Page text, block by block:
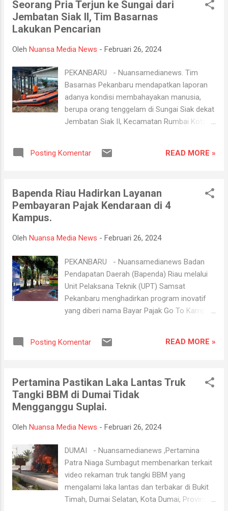
pada Februari, mengingat beberapa daerah
sudah dilanda kebakaran, dan dua kabupaten
menetapkan status siaga. Demikian
Badan Penanggulangan Bencana Daerah
"Sampai saat ini luas lahan terbakar seluas
19,10 Ha. Itu data mulai Januari hingga akhir
Februari ini. Jika kita lihat luas lahan
kebakaran tersebut jauh menurun
sama," kata Jim Gafur. Karena itu, pihaknya
Seorang Pria Terjun ke Sungai dari
Jembatan Siak II, Tim Basarnas
Lakukan Pencarian
Oleh Nuansa Media News - Februari 26, 2024
PEKANBARU - Nuansamedianews. Tim
Basarnas Pekanbaru mendapatkan laporan
adanya kondisi membahayakan manusia,
berupa orang tenggelam di Sungai Siak dekat
Jembatan Siak II, Kecamatan Rumbai Kota
diketahui identitasnya. Kepala Basarnas
WIB, korban berjumlah satu orang terlihat
dikejar oleh orang dan langsung terjun dari
yang merupakan pemancing melihat korban
lanjut dikatakannya, saat terjatuh ke sungai,
korban sempat berusaha berenang ke tepi
dan meminta tolong. Namun, tidak berapa
lama, korban hilang tenggelam dan tidak
tolong dan mencoba berenang, tapi baru
Posting Komentar READ MORE »
Bapenda Riau Hadirkan Layanan
Pembayaran Pajak Kendaraan di 4
Kampus.
Oleh Nuansa Media News - Februari 26, 2024
PEKANBARU - Nuansamedianews Badan
Pendapatan Daerah (Bapenda) Riau melalui
Unit Pelaksana Teknik (UPT) Samsat
Pekanbaru menghadirkan program inovatif
yang diberi nama Bayar Pajak Go To Kampus.
membayar pajak kendaraan bermotor (PKB)
Muhammad Sayoga mengatakan, hingga
saat ini program Bayar Pajak Go To Kampus
sudah diterapkan di Kampus Universitas
Tambusai, Universitas Riau Jalan Pattimura,
Kaharudin Nasution dan Universitas Tabrani
Rab. “Program ini merupakan solusi tepat
bagi mahasiswa yang memiliki KTP
kabupaten/kota di Riau dan tidak perlu lagi
balik ke kampung halamannya untuk
Posting Komentar READ MORE »
Pertamina Pastikan Laka Lantas Truk
Tangki BBM di Dumai Tidak
Mengganggu Suplai.
Oleh Nuansa Media News - Februari 26, 2024
DUMAI - Nuansamedianews ,Pertamina
Patra Niaga Sumbagut membenarkan terkait
video rekaman truk tangki BBM yang
mengalami laka lantas dan terbakar di Bukit
Timah, Dumai Selatan, Kota Dumai, Provinsi